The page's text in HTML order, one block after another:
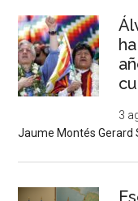
3
Jaume Montés Gerard